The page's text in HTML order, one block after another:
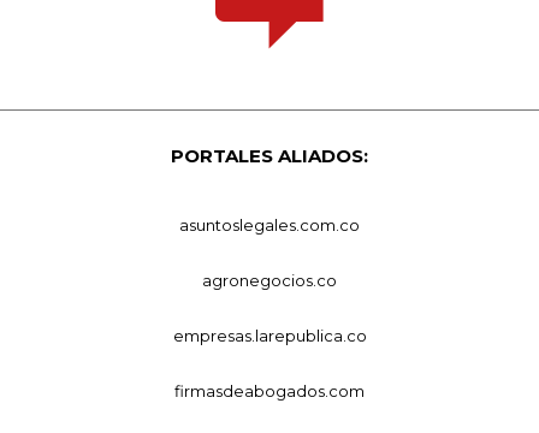
PORTALES ALIADOS:
asuntoslegales.com.co
agronegocios.co
empresas.larepublica.co
firmasdeabogados.com